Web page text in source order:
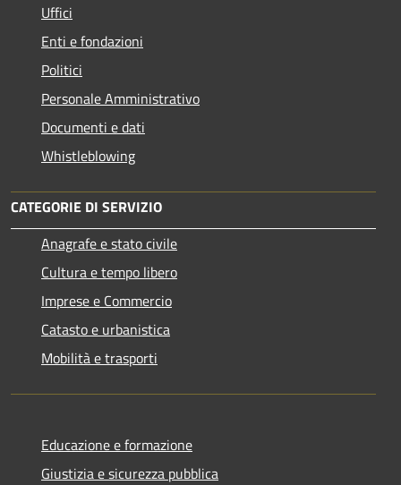
Uffici
Enti e fondazioni
Politici
Personale Amministrativo
Documenti e dati
Whistleblowing
CATEGORIE DI SERVIZIO
Anagrafe e stato civile
Cultura e tempo libero
Imprese e Commercio
Catasto e urbanistica
Mobilità e trasporti
Educazione e formazione
Giustizia e sicurezza pubblica